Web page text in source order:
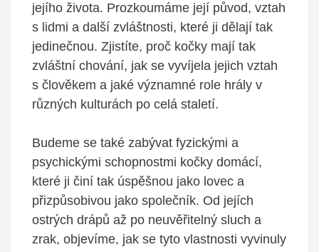
jejího života. Prozkoumáme její původ, vztah
s lidmi a další zvláštnosti, které ji dělají tak
jedinečnou. Zjistíte, proč kočky mají tak
zvláštní chování, jak se vyvíjela jejich vztah
s člověkem a jaké významné role hrály v
různých kulturách po celá staletí.
Budeme se také zabývat fyzickými a
psychickými schopnostmi kočky domácí,
které ji činí tak úspěšnou jako lovec a
přizpůsobivou jako společník. Od jejích
ostrých drápů až po neuvěřitelný sluch a
zrak, objevíme, jak se tyto vlastnosti vyvinuly